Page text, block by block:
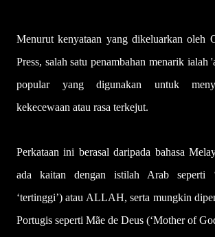
Menurut kenyataan yang dikeluarkan oleh
Press, salah satu penambahan menarik ialah
popular yang digunakan untuk
kekecewaan atau rasa terkejut.
Perkataan ini berasal daripada bahasa
ada kaitan dengan istilah Arab seperti
‘tertinggi’) atau ALLAH, serta mungkin
Portugis seperti Mãe de Deus (‘Mother of